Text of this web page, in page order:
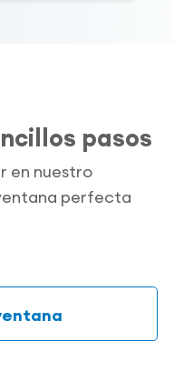
pasos
en nuestro
perfecta